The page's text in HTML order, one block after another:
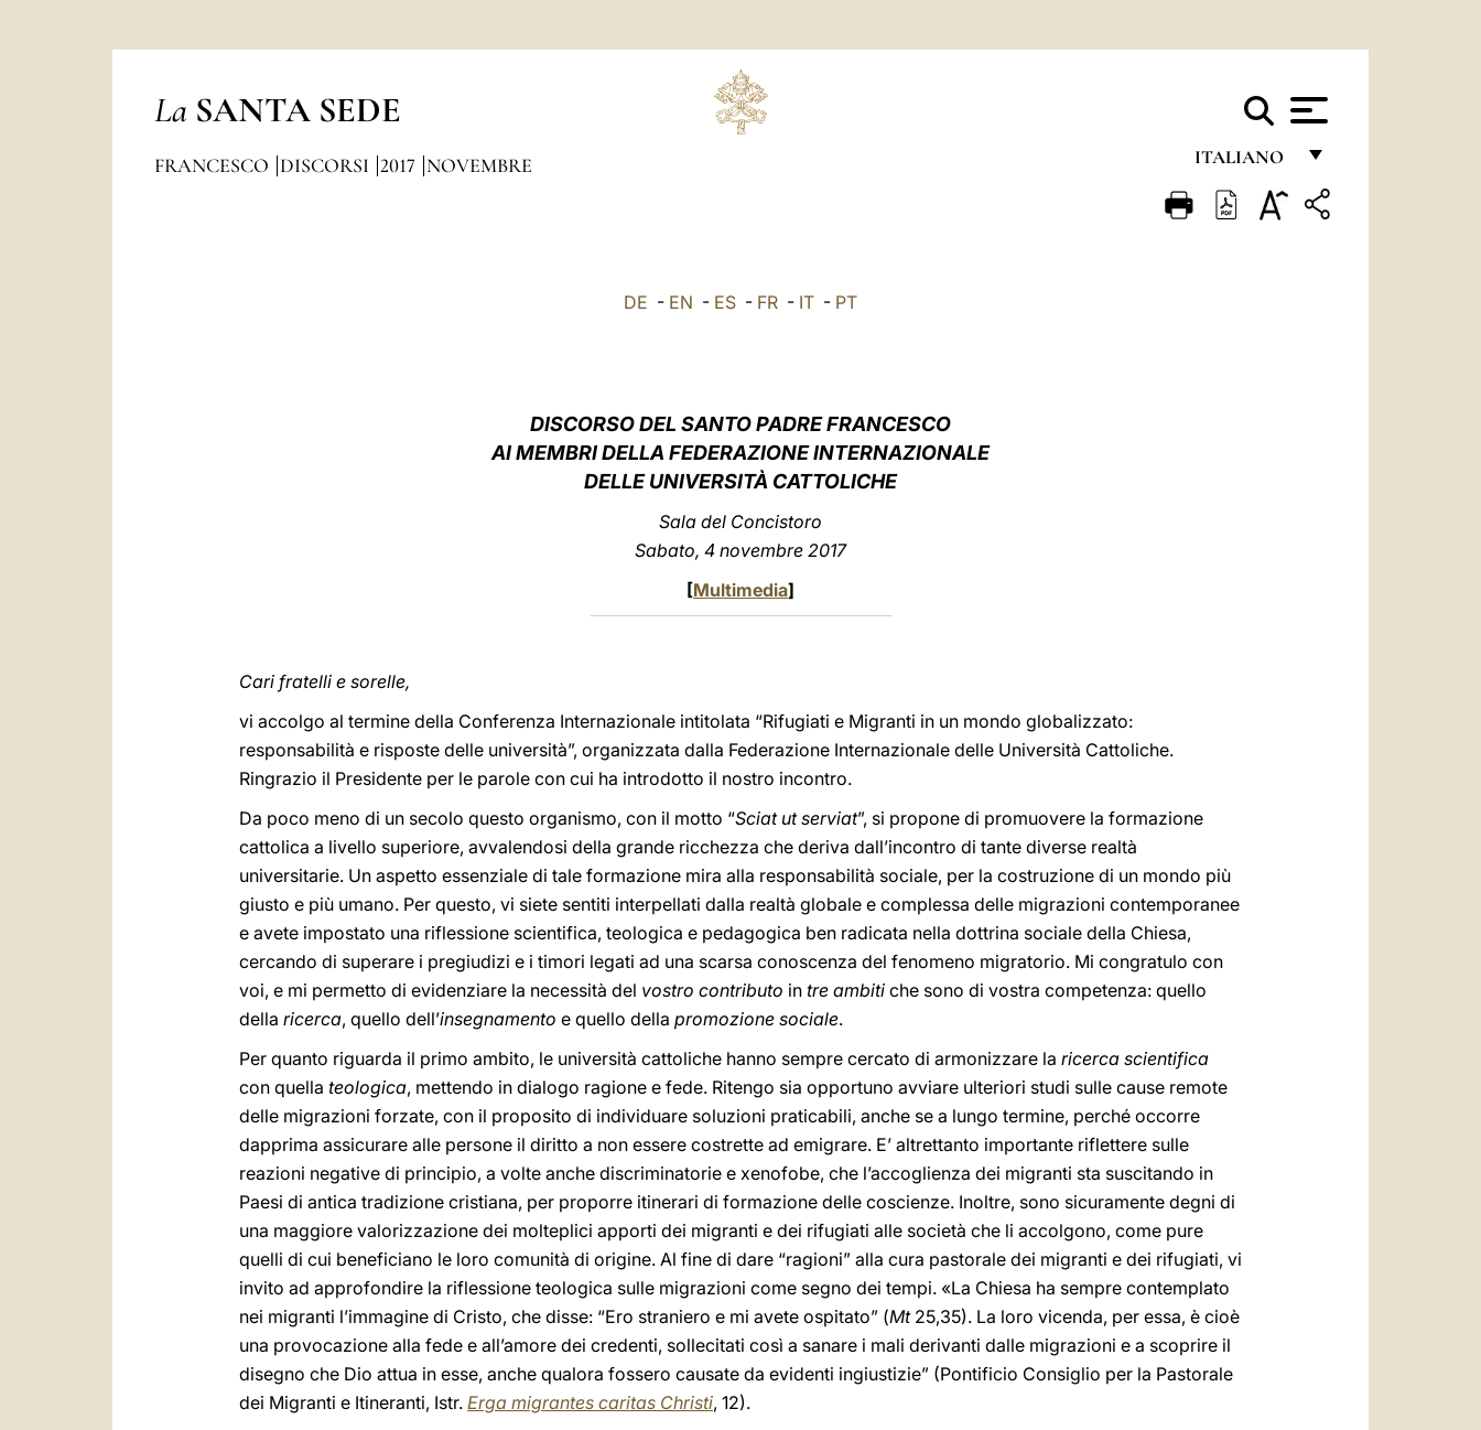
La SANTA SEDE
ITALIANO
FRANÇAIS
FRANCESCO DISCORSI 2017 NOVEMBRE
DE - EN - ES - FR - IT - PT
DISCORSO DEL SANTO PADRE FRANCESCO
AI MEMBRI DELLA FEDERAZIONE INTERNAZIONALE
DELLE UNIVERSITÀ CATTOLICHE
Sala del Concistoro
Sabato, 4 novembre 2017
[Multimedia]
Cari fratelli e sorelle,
vi accolgo al termine della Conferenza Internazionale intitolata “Rifugiati e Migranti in un mondo globalizzato:
responsabilità e risposte delle università”, organizzata dalla Federazione Internazionale delle Università Cattoliche.
Ringrazio il Presidente per le parole con cui ha introdotto il nostro incontro.
Da poco meno di un secolo questo organismo, con il motto “Sciat ut serviat”, si propone di promuovere la formazione
cattolica a livello superiore, avvalendosi della grande ricchezza che deriva dall’incontro di tante diverse realtà
universitarie. Un aspetto essenziale di tale formazione mira alla responsabilità sociale, per la costruzione di un mondo più
giusto e più umano. Per questo, vi siete sentiti interpellati dalla realtà globale e complessa delle migrazioni contemporanee
e avete impostato una riflessione scientifica, teologica e pedagogica ben radicata nella dottrina sociale della Chiesa,
cercando di superare i pregiudizi e i timori legati ad una scarsa conoscenza del fenomeno migratorio. Mi congratulo con
voi, e mi permetto di evidenziare la necessità del vostro contributo in tre ambiti che sono di vostra competenza: quello
della ricerca, quello dell’insegnamento e quello della promozione sociale.
Per quanto riguarda il primo ambito, le università cattoliche hanno sempre cercato di armonizzare la ricerca scientifica
con quella teologica, mettendo in dialogo ragione e fede. Ritengo sia opportuno avviare ulteriori studi sulle cause remote
delle migrazioni forzate, con il proposito di individuare soluzioni praticabili, anche se a lungo termine, perché occorre
dapprima assicurare alle persone il diritto a non essere costrette ad emigrare. E’ altrettanto importante riflettere sulle
reazioni negative di principio, a volte anche discriminatorie e xenofobe, che l’accoglienza dei migranti sta suscitando in
Paesi di antica tradizione cristiana, per proporre itinerari di formazione delle coscienze. Inoltre, sono sicuramente degni di
una maggiore valorizzazione dei molteplici apporti dei migranti e dei rifugiati alle società che li accolgono, come pure
quelli di cui beneficiano le loro comunità di origine. Al fine di dare “ragioni” alla cura pastorale dei migranti e dei rifugiati, vi
invito ad approfondire la riflessione teologica sulle migrazioni come segno dei tempi. «La Chiesa ha sempre contemplato
nei migranti l’immagine di Cristo, che disse: “Ero straniero e mi avete ospitato” (Mt25,35). La loro vicenda, per essa, è cioè
una provocazione alla fede e all’amore dei credenti, sollecitati così a sanare i mali derivanti dalle migrazioni e a scoprire il
disegno che Dio attua in esse, anche qualora fossero causate da evidenti ingiustizie” (Pontificio Consiglio per la Pastorale
dei Migranti e Itineranti, Istr. Erga migrantes caritas Christi, 12).